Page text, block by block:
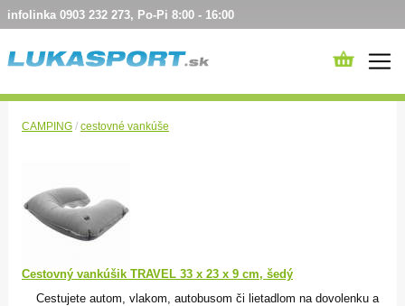
infolinka 0903 232 273, Po-Pi 8:00 - 16:00
CAMPING / cestovné vankúše
Cestovný vankúšik TRAVEL 33 x 23 x 9 cm, šedý
Cestujete autom, vlakom, autobusom či lietadlom na dovolenku a